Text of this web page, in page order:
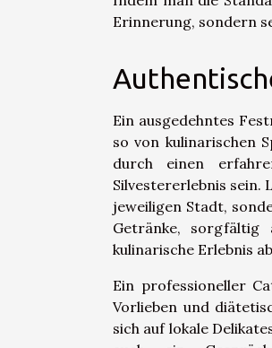
Erinnerung, sondern
Ein ausgedehntes
so von kulinarischen
durch einen
Silvestererlebnis sein.
jeweiligen Stadt,
Getränke, sorgfältig
kulinarische Erlebnis
Ein professioneller
Vorlieben und
sich auf lokale